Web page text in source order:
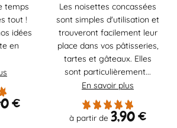
temps
tout !
idées
en
€
Les noisettes concassées
sont simples d'utilisation et
trouveront facilement leur
place dans vos pâtisseries,
tartes et gâteaux. Elles
sont particulièrement...
En savoir plus
à partir de 3,90€
plusieurs
variations.
Les
options
peuvent
être
choisies
page